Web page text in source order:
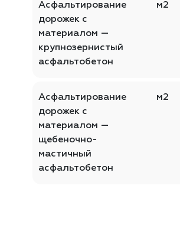
Асфальтирование
дорожек с
материалом —
крупнозернистый
асфальтобетон
м2
Асфальтирование
дорожек с
материалом —
щебеночно-
мастичный
асфальтобетон
м2